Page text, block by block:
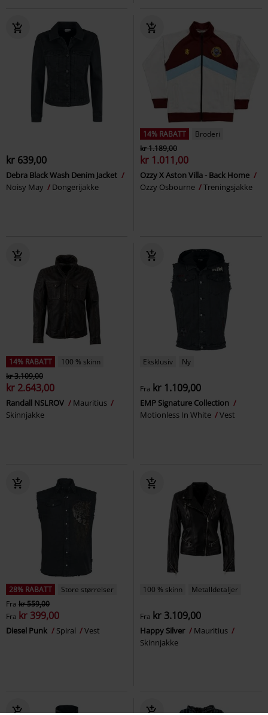
kr 639,00
Debra Black Wash Denim Jacket
Noisy May
Dongerijakke
14% RABATT
Broderi
kr 1.189,00
kr 1.011,00
Ozzy X Aston Villa - Back Home
Ozzy Osbourne
Treningsjakke
14% RABATT
100 % skinn
kr 3.109,00
kr 2.643,00
Randall NSLROV
Mauritius
Skinnjakke
Eksklusiv Ny
Fra kr 1.109,00
EMP Signature Collection
Motionless In White
Vest
28% RABATT
Store størrelser
Fra kr 559,00
Fra kr 399,00
Diesel Punk Spiral Vest
100 % skinn Metalldetaljer
Fra kr 3.109,00
Happy Silver
Mauritius
Skinnjakke